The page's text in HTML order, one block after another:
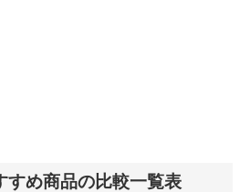
すめ商品の比較一覧表